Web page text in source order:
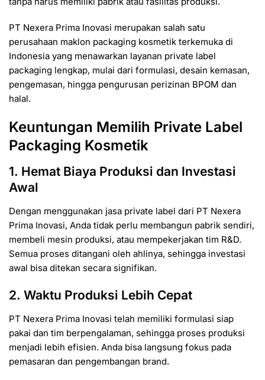
PT Nexera Prima Inovasi merupakan salah satu
perusahaan maklon packaging kosmetik terkemuka di
Indonesia yang menawarkan layanan private label
packaging lengkap, mulai dari formulasi, desain kemasan,
pengemasan, hingga pengurusan perizinan BPOM dan
halal.
Keuntungan Memilih Private Label
Packaging Kosmetik
1. Hemat Biaya Produksi dan Investasi
Awal
Dengan menggunakan jasa private label dari PT Nexera
Prima Inovasi, Anda tidak perlu membangun pabrik sendiri,
membeli mesin produksi, atau mempekerjakan tim R&D.
Semua proses ditangani oleh ahlinya, sehingga investasi
awal bisa ditekan secara signifikan.
2. Waktu Produksi Lebih Cepat
PT Nexera Prima Inovasi telah memiliki formulasi siap
pakai dan tim berpengalaman, sehingga proses produksi
menjadi lebih efisien. Anda bisa langsung fokus pada
pemasaran dan pengembangan brand.